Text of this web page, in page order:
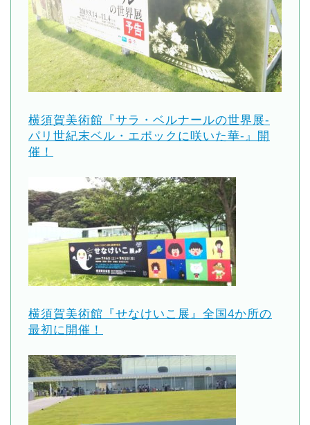
横須賀美術館『サラ・ベルナールの世界展-
パリ世紀末ベル・エポックに咲いた華-』開
催！
横須賀美術館『せなけいこ展』全国4か所の
最初に開催！